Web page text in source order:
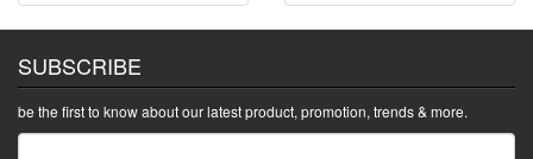
SUBSCRIBE
be the first to know about our latest product, promotion, trends & more.